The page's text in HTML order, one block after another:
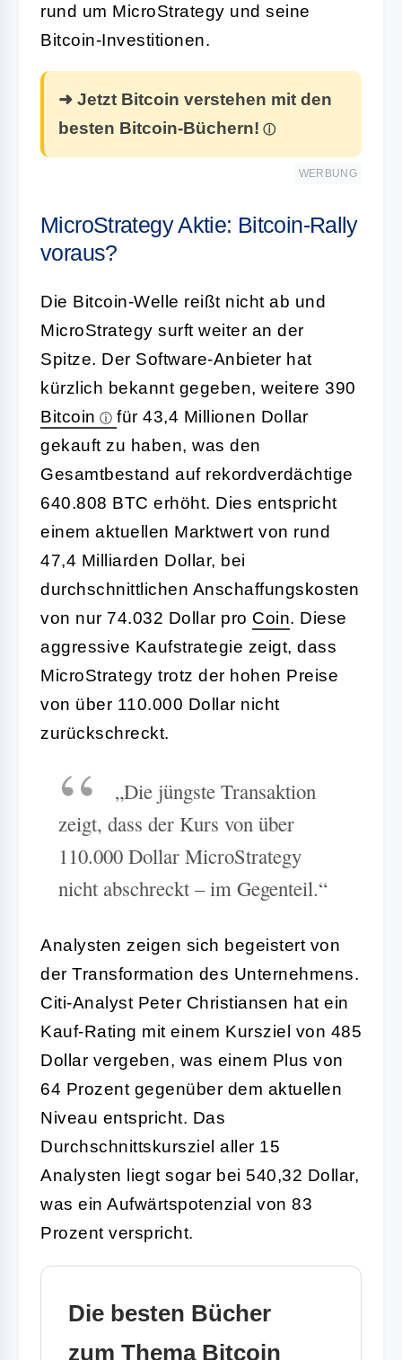
rund um MicroStrategy und seine
Bitcoin-Investitionen.
➜ Jetzt Bitcoin verstehen mit den
besten Bitcoin-Büchern!
WERBUNG
MicroStrategy Aktie: Bitcoin-Rally
voraus?
Die Bitcoin-Welle reißt nicht ab und
MicroStrategy surft weiter an der
Spitze. Der Software-Anbieter hat
kürzlich bekannt gegeben, weitere 390
Bitcoin
für 43,4 Millionen Dollar
gekauft zu haben, was den
Gesamtbestand auf rekordverdächtige
640.808 BTC erhöht. Dies entspricht
einem aktuellen Marktwert von rund
47,4 Milliarden Dollar, bei
durchschnittlichen Anschaffungskosten
von nur 74.032 Dollar pro Coin. Diese
aggressive Kaufstrategie zeigt, dass
MicroStrategy trotz der hohen Preise
von über 110.000 Dollar nicht
zurückschreckt.
„Die jüngste Transaktion
zeigt, dass der Kurs von über
110.000 Dollar MicroStrategy
nicht abschreckt – im Gegenteil.“
Analysten zeigen sich begeistert von
der Transformation des Unternehmens.
Citi-Analyst Peter Christiansen hat ein
Kauf-Rating mit einem Kursziel von 485
Dollar vergeben, was einem Plus von
64 Prozent gegenüber dem aktuellen
Niveau entspricht. Das
Durchschnittskursziel aller 15
Analysten liegt sogar bei 540,32 Dollar,
was ein Aufwärtspotenzial von 83
Prozent verspricht.
Die besten Bücher
zum Thema Bitcoin